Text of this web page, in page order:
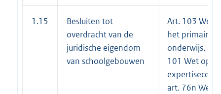
1.15
Besluiten tot
overdracht van de
juridische eigendom
van schoolgebouwen
Art. 103 Wet
het primair
onderwijs, art.
101 Wet op
art. 76n Wet